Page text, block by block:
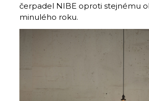
čerpadel NIBE oproti stejnému
minulého roku.